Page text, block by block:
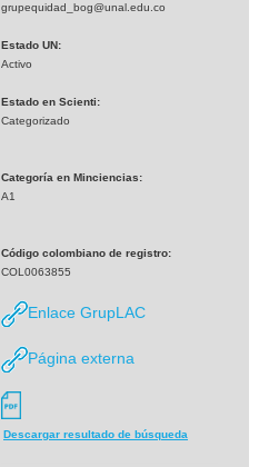
grupequidad_bog@unal.edu.co
Estado UN:
Activo
Estado en Scienti:
Categorizado
Categoría en Minciencias:
A1
Código colombiano de registro:
COL0063855
Enlace GrupLAC
Página externa
Descargar resultado de búsqueda